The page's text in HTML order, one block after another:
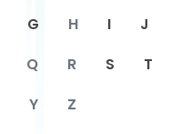
G H I
J
Q R S
T
Y Z